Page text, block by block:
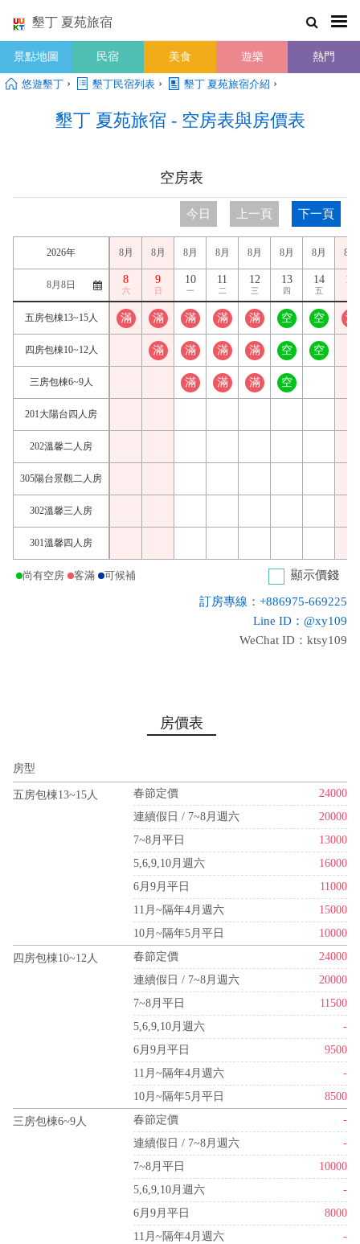
墾丁 夏苑旅宿
景點地圖 民宿 美食 遊樂 熱門
悠遊墾丁 › 墾丁民宿列表 › 墾丁 夏苑旅宿介紹 ›
墾丁 夏苑旅宿 - 空房表與房價表
空房表
今日 上一頁 下一頁
2026年
五房包棟13~15人
四房包棟10~12人
三房包棟6~9人
201大陽台四人房
202溫馨二人房
305陽台景觀二人房
302溫馨三人房
301溫馨四人房
8月
8
六
滿
8月
9
日
滿
滿
8月
10
一
滿
滿
滿
8月
11
二
滿
滿
滿
8月
12
三
滿
滿
滿
8月
13
四
空
空
空
8月
14
五
空
空
8月
15
滿
尚有空房 客滿 可候補 顯示價錢
訂房專線：+886975-669225
Line ID：@xy109
WeChat ID：ktsy109
房價表
房型
五房包棟13~15人 春節定價
24000
連續假日 / 7~8月週六
20000
7~8月平日
13000
5,6,9,10月週六
16000
6月9月平日
11000
11月~隔年4月週六
15000
10月~隔年5月平日
10000
四房包棟10~12人 春節定價
24000
連續假日 / 7~8月週六
20000
7~8月平日
11500
5,6,9,10月週六
-
6月9月平日
9500
11月~隔年4月週六
-
10月~隔年5月平日
8500
三房包棟6~9人 春節定價
-
連續假日 / 7~8月週六
-
7~8月平日
10000
5,6,9,10月週六
-
6月9月平日
8000
11月~隔年4月週六
-